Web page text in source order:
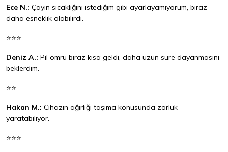
Ece N.: Çayın sıcaklığını istediğim gibi ayarlayamıyorum, biraz
daha esneklik olabilirdi.
⭐⭐⭐
Deniz A.: Pil ömrü biraz kısa geldi, daha uzun süre dayanmasını
beklerdim.
⭐⭐
Hakan M.: Cihazın ağırlığı taşıma konusunda zorluk
yaratabiliyor.
⭐⭐⭐